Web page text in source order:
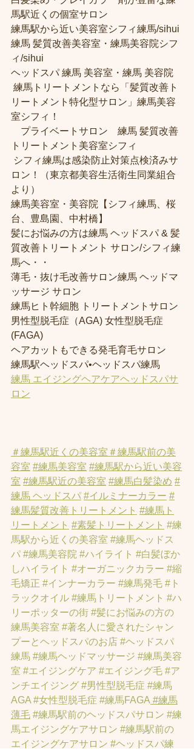
馬駅近くの個室サロン
練馬駅から近い美容室シフィ練馬/sihui
練馬 髪質改善美容室・練馬美容院シフ
ィ/sihui
ヘッドスパ 練馬 美容室・練馬 美容院
練馬トリートメントなら「髪質改善ト
リートメント特化型サロン」練馬美容
室シフィ！
プライベートサロン　練馬 髪質改善
トリートメント美容室シフィ
シフィ練馬は感染防止対策点検済みサ
ロン！（東京都美容生活衛生同業組合
より）
練馬美容室・美容院【シフィ練馬、桜
台、豊島園、中村橋】
髪にお悩みの方は練馬 ヘッドスパ & 髪
質改善トリートメント サロン/シフィ練
馬へ・・
薄毛・抜け毛改善サロン練馬 ヘッドマ
ッサージ サロン
練馬ヒト幹細胞 トリートメントサロン
男性型脱毛症（AGA) 女性型脱毛症
(FAGA)
ヘアカットもできる発毛育毛サロン
練馬駅ヘッドスパ•ヘッドスパ練馬
練馬 エイジングヘアケアヘッドスパサ
ロン
＃練馬駅近くの美容室 ＃練馬駅前の美
容室 #練馬美容室 #練馬駅から近い美容
室 #練馬駅近の美容室 #練馬白髪染め #
練馬 ヘッドスパ #イルミナーカラー #
練馬髪質改善トリートメント #練馬ト
リートメント #素髪トリートメント #練
馬駅から近くの美容室 #練馬ヘッドス
パ #練馬美容院 #ハイライト #白髪ぼか
しハイライト #オーガニックカラー #縮
毛矯正 #インナーカラー #練馬発毛 #ト
ラックオイル #練馬トリートメント #ハ
リーポッターの街 #髪にお悩みの方の
練馬美容室 #著名人に愛されたシャン
プーとヘッドスパのお店 #ヘッドスパ
練馬 #練馬ヘッドマッサージ #練馬美容
室 #エイジングケア #エイジング毛 #ア
ンチエイジング #男性型脱毛症 #練馬
AGA #女性型脱毛症 #練馬FAGA #練馬
薄毛 #練馬駅前のヘッドスパサロン #練
馬エイジングケアサロン #練馬駅前の
エイジングケアサロン #ヘッドスパ練